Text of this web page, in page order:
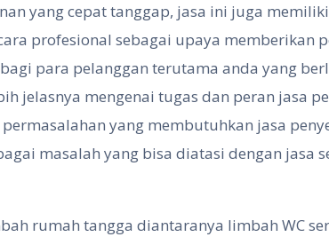
yang cepat tanggap, jasa ini juga memiliki
profesional sebagai upaya memberikan
para pelanggan terutama anda yang
jelasnya mengenai tugas dan peran jasa
yang membutuhkan jasa
masalah yang bisa diatasi dengan jasa
rumah tangga diantaranya limbah WC